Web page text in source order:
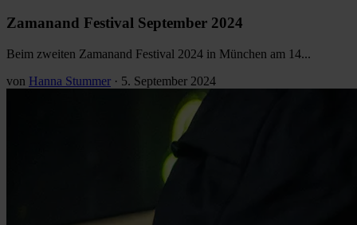
Zamanand Festival September 2024
Beim zweiten Zamanand Festival 2024 in München am 14...
von Hanna Stummer · 5. September 2024